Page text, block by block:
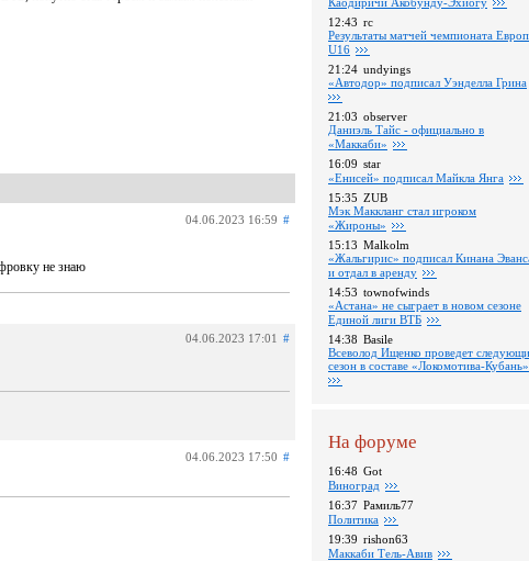
04.06.2023 16:59 #
не знаю
04.06.2023 17:01 #
04.06.2023 17:50 #
12:43 rc
Pезультаты матчей чемпионата
U16
21:24 undyings
«Автодор» подписал Уэнделла Грина
21:03 observer
Даниэль Тайс - официально в
«Маккаби»
16:09 star
«Енисей» подписал Майкла Янга
15:35 ZUB
Мэк Маккланг стал игроком
«Жироны»
15:13 Malkolm
«Жальгирис» подписал Кинана
и отдал в аренду
14:53 townofwinds
«Астана» не сыграет в новом сезоне
Единой лиги ВТБ
14:38 Basile
Всеволод Ищенко проведет
сезон в составе «Локомотива-Кубань»
На форуме
16:48 Got
Виноград
16:37 Рамиль77
Политика
19:39 rishon63
Маккаби Тель-Авив